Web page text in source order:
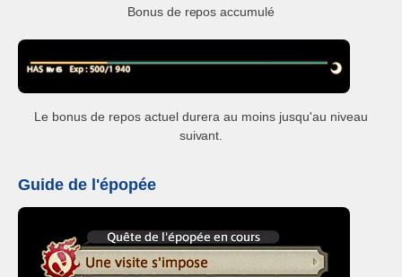
Bonus de repos accumulé
Le bonus de repos actuel durera au moins jusqu'au niveau
suivant.
Guide de l'épopée